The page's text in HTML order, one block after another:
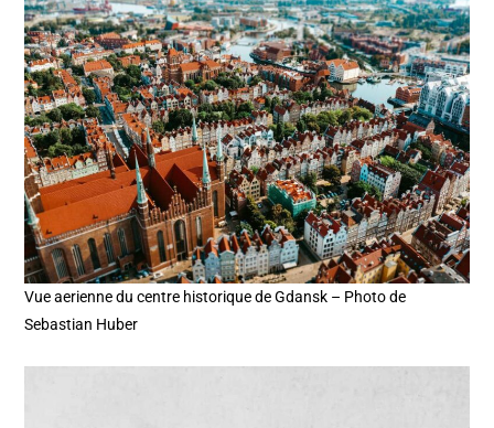
Vue aerienne du centre historique de Gdansk – Photo de
Sebastian Huber